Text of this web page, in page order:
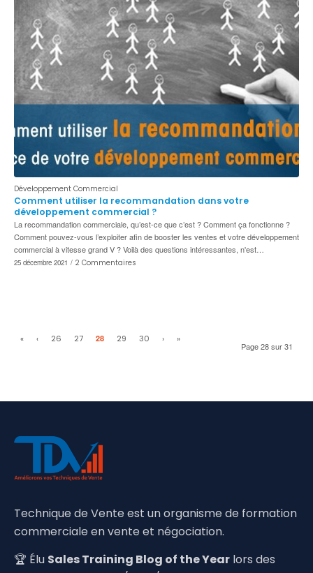
Développement Commercial
Comment utiliser la recommandation dans votre
développement commercial ?
La recommandation commerciale, qu’est-ce que c’est ? Comment ça fonctionne ?
Comment pouvez-vous l’exploiter afin de booster les ventes et votre développement
commercial à vitesse grand V ? Voilà des questions intéressantes, n'est…
25 décembre 2021 / 2 Commentaires
Page 28 sur 31
« ‹ 26 27 28 29 30 › »
Technique de Vente est un organisme de formation
commerciale en vente et négociation.
🏆 Élu Sales Training Blog of the Year lors des